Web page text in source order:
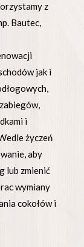
z
Bautec,
jak i
i
życzeń
aby
lub zmienić
wymiany
cokołów i